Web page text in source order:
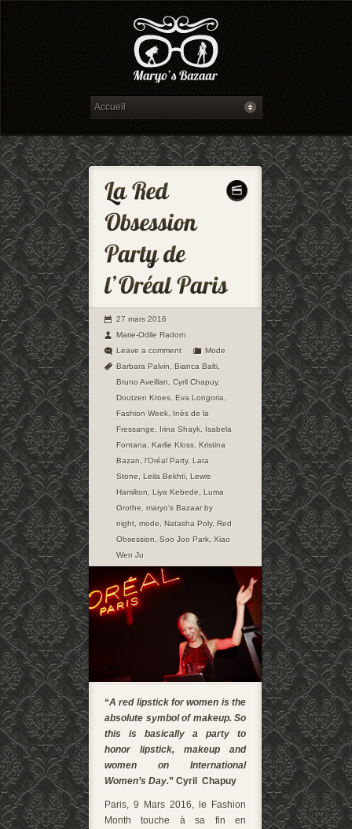
27 mars 2016
Marie-Odile Radom
Leave a comment
Mode
Barbara Palvin Bianca Balti
Bruno Aveillan Cyril Chapuy,
Doutzen Kroes Eva Longoria
Fashion Week
Inès de la
Fressange
Irina Shayk
Isabela
Fontana Karlie Kloss Kristina
Bazan l'Oréal Party, Lara
Stone
Leila Bekhti Lewis
Hamilton Liya Kebede
Luma
Grothe
maryo's Bazaar by
night mode Natasha Poly, Red
Obsession Soo Joo Park Xiao
Wen Ju
“A red lipstick for women is the
absolute symbol of makeup. So
this is basically a party to
honor lipstick, makeup and
women on International
Women’s Day.” Cyril Chapuy
Paris, 9 Mars 2016, le Fashion
Month touche à sa fin en